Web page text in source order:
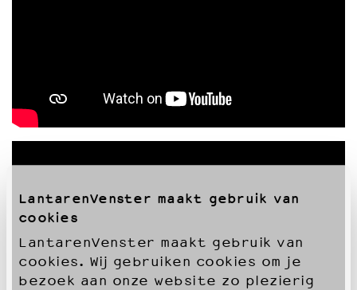
LantarenVenster maakt gebruik van
cookies
LantarenVenster maakt gebruik van
cookies. Wij gebruiken cookies om je
bezoek aan onze website zo plezierig